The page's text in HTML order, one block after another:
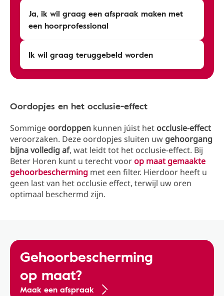
Ja, ik wil graag een afspraak maken met
een hoorprofessional
Ik wil graag teruggebeld worden
Oordopjes en het occlusie-effect
Sommige oordoppen kunnen júist het occlusie-effect
veroorzaken. Deze oordopjes sluiten uw gehoorgang
bijna volledig af, wat leidt tot het occlusie-effect. Bij
Beter Horen kunt u terecht voorop maat gemaakte
gehoorbescherming met een filter. Hierdoor heeft u
geen last van het occlusie effect, terwijl uw oren
optimaal beschermd zijn.
Gehoorbescherming
op maat?
Maak een afspraak